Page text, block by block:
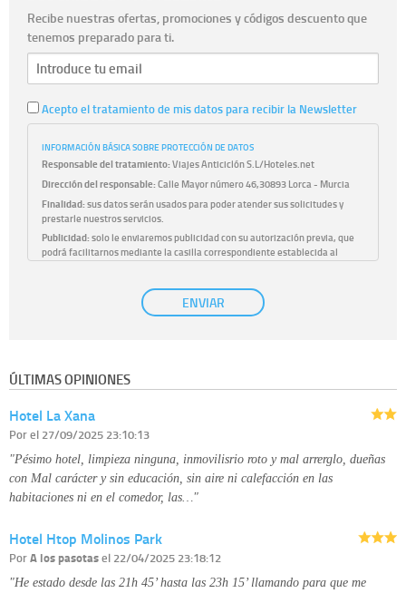
Recibe nuestras ofertas, promociones y códigos descuento que
tenemos preparado para ti.
Acepto el tratamiento de mis datos para recibir la Newsletter
INFORMACIÓN BÁSICA SOBRE PROTECCIÓN DE DATOS
Responsable del tratamiento:Viajes Anticiclón S.L/Hoteles.net
Dirección del responsable:Calle Mayor número 46,30893 Lorca - Murcia
Finalidad:sus datos serán usados para poder atender sus solicitudes y
prestarle nuestros servicios.
Publicidad:solo le enviaremos publicidad con su autorización previa, que
podrá facilitarnos mediante la casilla correspondiente establecida al
únicamente trataremos sus datos con su consentimiento
previo, que podrá facilitarnos mediante la casilla correspondiente
Derechos:tiene derecho a saber qué información tenemos sobre usted,
disponible en nuestra página web.
Información complementaria:
ENVIAR
ÚLTIMAS OPINIONES
Hotel La Xana
Porel 27/09/2025 23:10:13
"Pésimo hotel, limpieza ninguna, inmovilisrio roto y mal arrerglo, dueñas
con Mal carácter y sin educación, sin aire ni calefacción en las
habitaciones ni en el comedor, las…"
Hotel Htop Molinos Park
PorA los pasotasel 22/04/2025 23:18:12
"He estado desde las 21h 45’ hasta las 23h 15’ llamando para que me